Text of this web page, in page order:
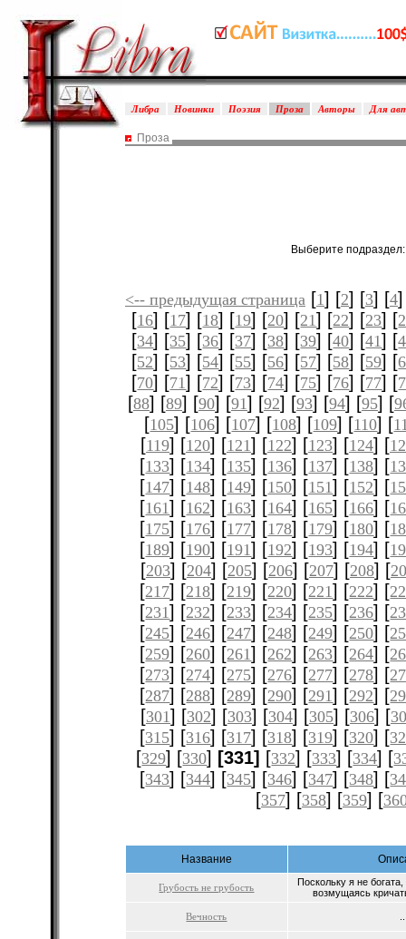
Либра Новинки Поэзия Проза Авторы Для
Проза
Выберите
<-- предыдущая страница [1] [2] [3] [4
[16] [17] [18] [19] [20] [21] [22] [23] [
[34] [35] [36] [37] [38] [39] [40] [41] [
[52] [53] [54] [55] [56] [57] [58] [59] [
[70] [71] [72] [73] [74] [75] [76] [77] [
[88] [89] [90] [91] [92] [93] [94] [95] [
[105] [106] [107] [108] [109] [110] [
[119] [120] [121] [122] [123] [124] [
[133] [134] [135] [136] [137] [138] [
[147] [148] [149] [150] [151] [152] [
[161] [162] [163] [164] [165] [166] [
[175] [176] [177] [178] [179] [180] [
[189] [190] [191] [192] [193] [194] [
[203] [204] [205] [206] [207] [208] [
[217] [218] [219] [220] [221] [222] [
[231] [232] [233] [234] [235] [236] [
[245] [246] [247] [248] [249] [250] [
[259] [260] [261] [262] [263] [264] [
[273] [274] [275] [276] [277] [278] [
[287] [288] [289] [290] [291] [292] [
[301] [302] [303] [304] [305] [306] [
[315] [316] [317] [318] [319] [320] [
[329] [330] [331] [332] [333] [334] [
[343] [344] [345] [346] [347] [348] [
[357] [358] [359] [
Название
Грубость не грубость
Поскольку я не
возмущаясь
Вечность